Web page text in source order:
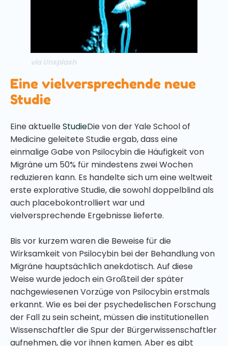
via Unsplash
Eine vielversprechende neue
Studie
Eine aktuelleStudieDie von der Yale School of
Medicine geleitete Studie ergab, dass eine
einmalige Gabe von Psilocybin die Häufigkeit von
Migräne um 50% für mindestens zwei Wochen
reduzieren kann. Es handelte sich um eine weltweit
erste explorative Studie, die sowohl doppelblind als
auch placebokontrolliert war und
vielversprechende Ergebnisse lieferte.
Bis vor kurzem waren die Beweise für die
Wirksamkeit von Psilocybin bei der Behandlung von
Migräne hauptsächlich anekdotisch. Auf diese
Weise wurde jedoch ein Großteil der später
nachgewiesenen Vorzüge von Psilocybin erstmals
erkannt. Wie es bei der psychedelischen Forschung
der Fall zu sein scheint, müssen die institutionellen
Wissenschaftler die Spur der Bürgerwissenschaftler
aufnehmen, die vor ihnen kamen. Aber es gibt